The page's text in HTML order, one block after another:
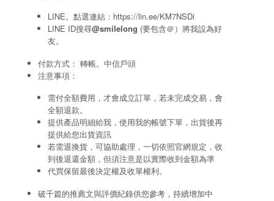
LINE。點選連結： https://lin.ee/KM7NSDi
LINE ID搜尋@smilelong (要包含＠）將我設為好
友。
付款方式： 轉帳。中信戶頭
注意事項：
需付全額費用，才會成立訂單，若未完成交易，會
全額退款。
提供產品明細給我，使用我的帳號下單，出貨後再
提供給您出貨資訊
若需退換貨，可協助處理，一切依照官網規定，收
到後退還金額，但須注意是以實際收到金額為準
代買保留最後決定權及收單權利。
破千篇的推薦文與評價紀錄供您參考，持續增加中